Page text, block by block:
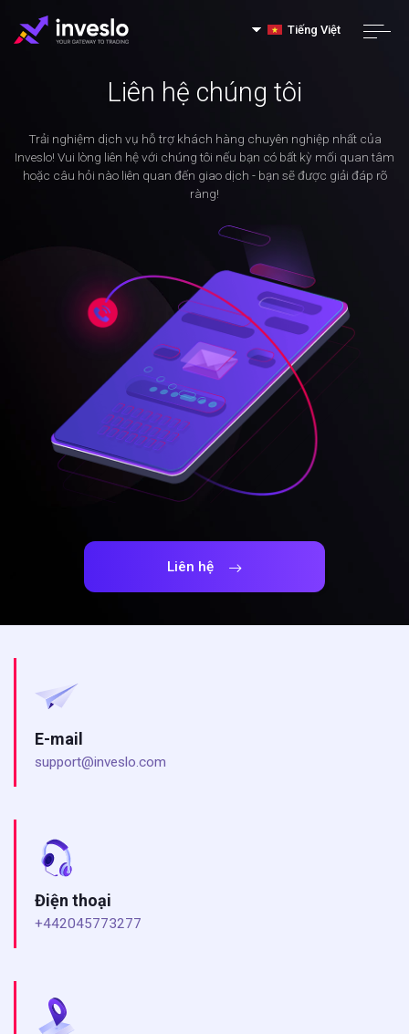
Tiếng Việt
Liên hệ chúng tôi
Trải nghiệm dịch vụ hỗ trợ khách hàng chuyên nghiệp nhất của
Inveslo! Vui lòng liên hệ với chúng tôi nếu bạn có bất kỳ mối quan tâm
hoặc câu hỏi nào liên quan đến giao dịch - bạn sẽ được giải đáp rõ
ràng!
Liên hệ
E-mail
support@inveslo.com
Điện thoại
+442045773277